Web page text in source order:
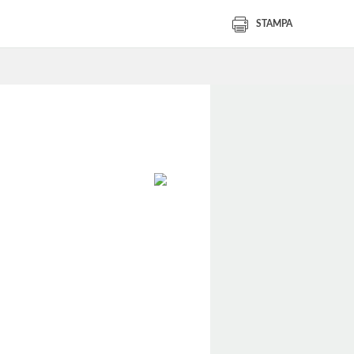
STAMPA